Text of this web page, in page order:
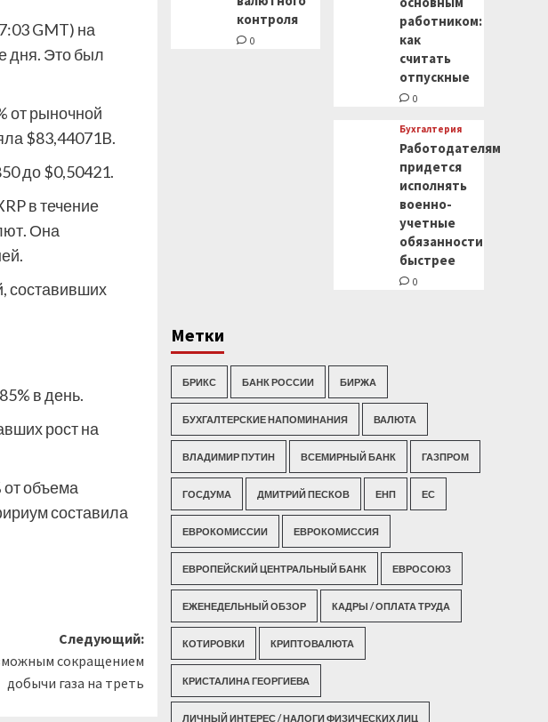
GMT) на
дня. Это был
от рыночной
$83,44071B.
до $0,50421.
в течение
Она
составивших
в день.
рост на
объема
составила
Следующий:
сокращением
добычи газа на треть
контроля
0
работником:
как
считать
отпускные
0
Бухгалтерия
Работодателям
придется
исполнять
военно-
учетные
обязанности
быстрее
0
Метки
БРИКС БАНК РОССИИ БИРЖА
БУХГАЛТЕРСКИЕ НАПОМИНАНИЯ ВАЛЮТА
ВЛАДИМИР ПУТИН ВСЕМИРНЫЙ БАНК ГАЗПРОМ
ГОСДУМА ДМИТРИЙ ПЕСКОВ ЕНП ЕС
ЕВРОКОМИССИИ ЕВРОКОМИССИЯ
ЕВРОПЕЙСКИЙ ЦЕНТРАЛЬНЫЙ БАНК ЕВРОСОЮЗ
ЕЖЕНЕДЕЛЬНЫЙ ОБЗОР КАДРЫ / ОПЛАТА ТРУДА
КОТИРОВКИ КРИПТОВАЛЮТА
КРИСТАЛИНА ГЕОРГИЕВА
ЛИЧНЫЙ ИНТЕРЕС / НАЛОГИ ФИЗИЧЕСКИХ ЛИЦ